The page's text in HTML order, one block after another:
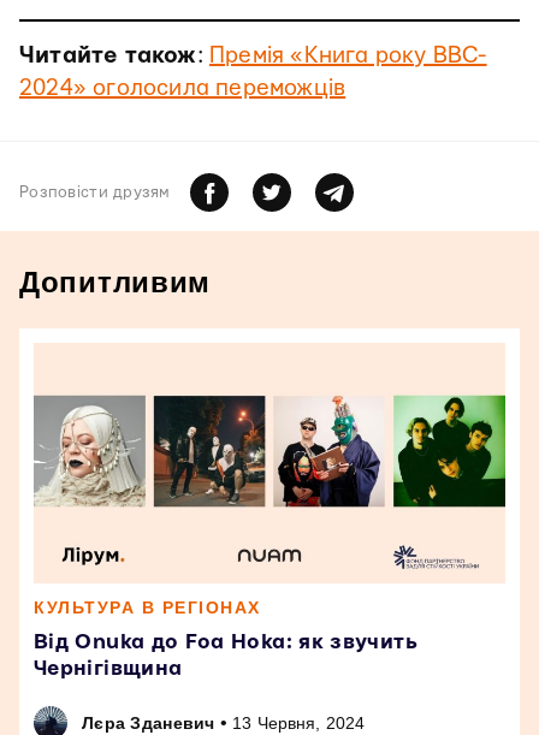
Читайте також: Премія «Книга року BBC-
2024» оголосила переможців
Розповiсти друзям
Допитливим
КУЛЬТУРА В РЕГІОНАХ
Від Onuka до Foa Hoka: як звучить
Чернігівщина
Лєра Зданевич • 13 Червня, 2024